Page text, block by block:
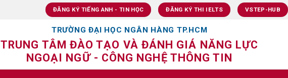
ĐĂNG KÝ TIẾNG ANH - TIN HỌC ĐĂNG KÝ THI IELTS VSTEP-HUB
TRƯỜNG ĐẠI HỌC NGÂN HÀNG TP.HCM
TRUNG TÂM ĐÀO TẠO VÀ ĐÁNH GIÁ NĂNG LỰC
NGOẠI NGỮ - CÔNG NGHỆ THÔNG TIN